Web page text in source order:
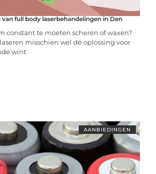
full body laserbehandelingen in Den
constant te moeten scheren of waxen?
misschien wel dé oplossing voor
wint
AANBIEDINGEN